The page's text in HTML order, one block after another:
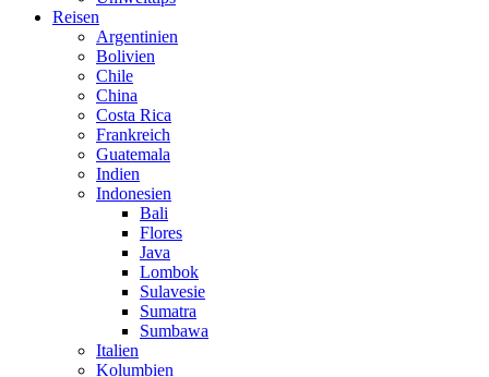
Reisen
Argentinien
Bolivien
Chile
China
Costa Rica
Frankreich
Guatemala
Indien
Indonesien
Bali
Flores
Java
Lombok
Sulavesie
Sumatra
Sumbawa
Italien
Kolumbien